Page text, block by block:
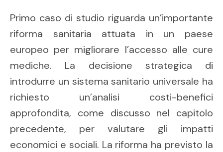
Primo caso di studio riguarda un’importante
riforma sanitaria attuata in un paese
europeo per migliorare l’accesso alle cure
mediche. La decisione strategica di
introdurre un sistema sanitario universale ha
richiesto un’analisi costi-benefici
approfondita, come discusso nel capitolo
precedente, per valutare gli impatti
economici e sociali. La riforma ha previsto la